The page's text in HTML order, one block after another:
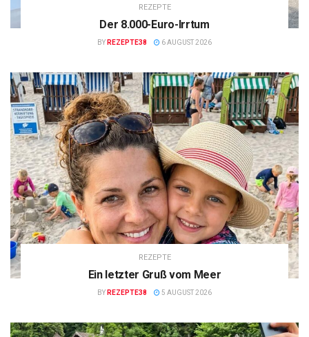
REZEPTE
Der 8.000-Euro-Irrtum
BY REZEPTE38 6 AUGUST 2026
REZEPTE
Ein letzter Gruß vom Meer
BY REZEPTE38 5 AUGUST 2026